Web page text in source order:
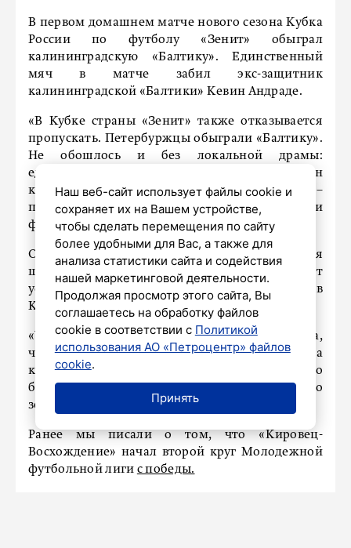
В первом домашнем матче нового сезона Кубка
России по футболу «Зенит» обыграл
калининградскую «Балтику». Единственный
мяч в матче забил экс-защитник
калининградской «Балтики» Кевин Андраде.
«В Кубке страны «Зенит» также отказывается
пропускать. Петербуржцы обыграли «Балтику».
Не обошлось и без локальной драмы:
единственный гол забил бывший капитан
калининградцев – Андраде», –
прокомментировал президент Федерации
футбола Петербурга Александр Бельский.
Он выразил уверенность в том, что благодаря
широкому выбору игроков команда сможет
успешно выступать как в чемпионате, так и в
Кубке.
«Уверен, у Сергея Семака есть два состава,
чтобы распределить силы и на чемпионат, и на
кубок», – отметил он и подчеркнул, что
болельщики ждут от «Зенита» не только
золотые медали, но и «золотого дубля».
Ранее мы писали о том, что «Кировец-
Восхождение» начал второй круг Молодежной
футбольной лиги с победы.
Наш веб-сайт использует файлы cookie и
сохраняет их на Вашем устройстве,
чтобы сделать перемещения по сайту
более удобными для Вас, а также для
анализа статистики сайта и содействия
нашей маркетинговой деятельности.
Продолжая просмотр этого сайта, Вы
соглашаетесь на обработку файлов
cookie в соответствии с Политикой
использования АО «Петроцентр» файлов
cookie.
Принять